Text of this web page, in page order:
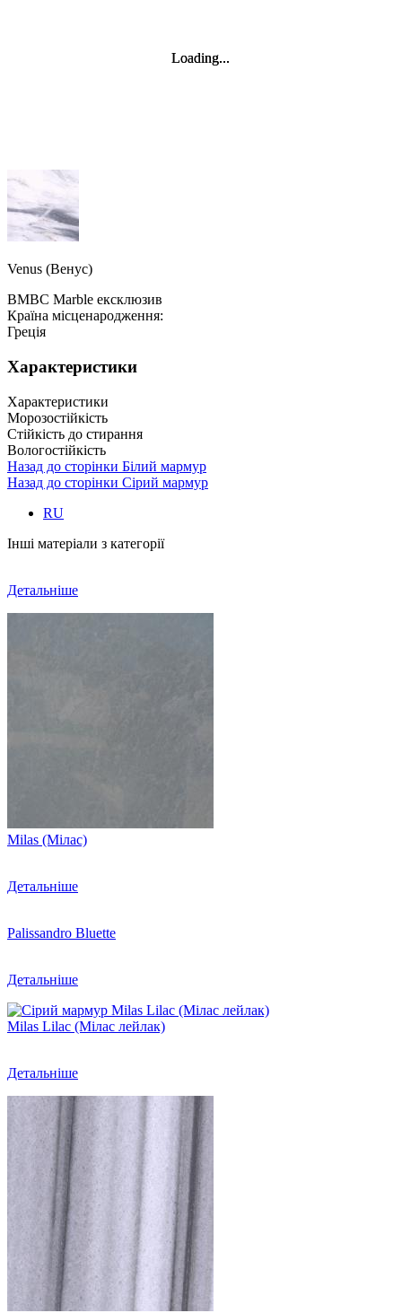
Loading...
Loading...
Venus (Венус)
BMBC Marble ексклюзив
Країна місценародження:
Греція
Характеристики
Характеристики
Морозостійкість
Стійкість до стирання
Вологостійкість
Назад до сторінки Білий мармур
Назад до сторінки Сірий мармур
RU
Інші матеріали з категорії
Детальніше
Milas (Мілас)
Детальніше
Palissandro Bluette
Детальніше
Milas Lilac (Мілас лейлак)
Детальніше